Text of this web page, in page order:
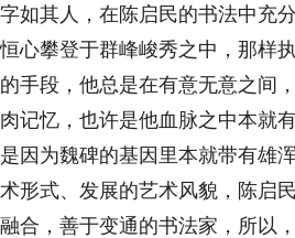
字如其人，在陈启民的书法中充
恒心攀登于群峰峻秀之中，那样
的手段，他总是在有意无意之间
肉记忆，也许是他血脉之中本就
是因为魏碑的基因里本就带有雄
术形式、发展的艺术风貌，陈启
融合，善于变通的书法家，所以